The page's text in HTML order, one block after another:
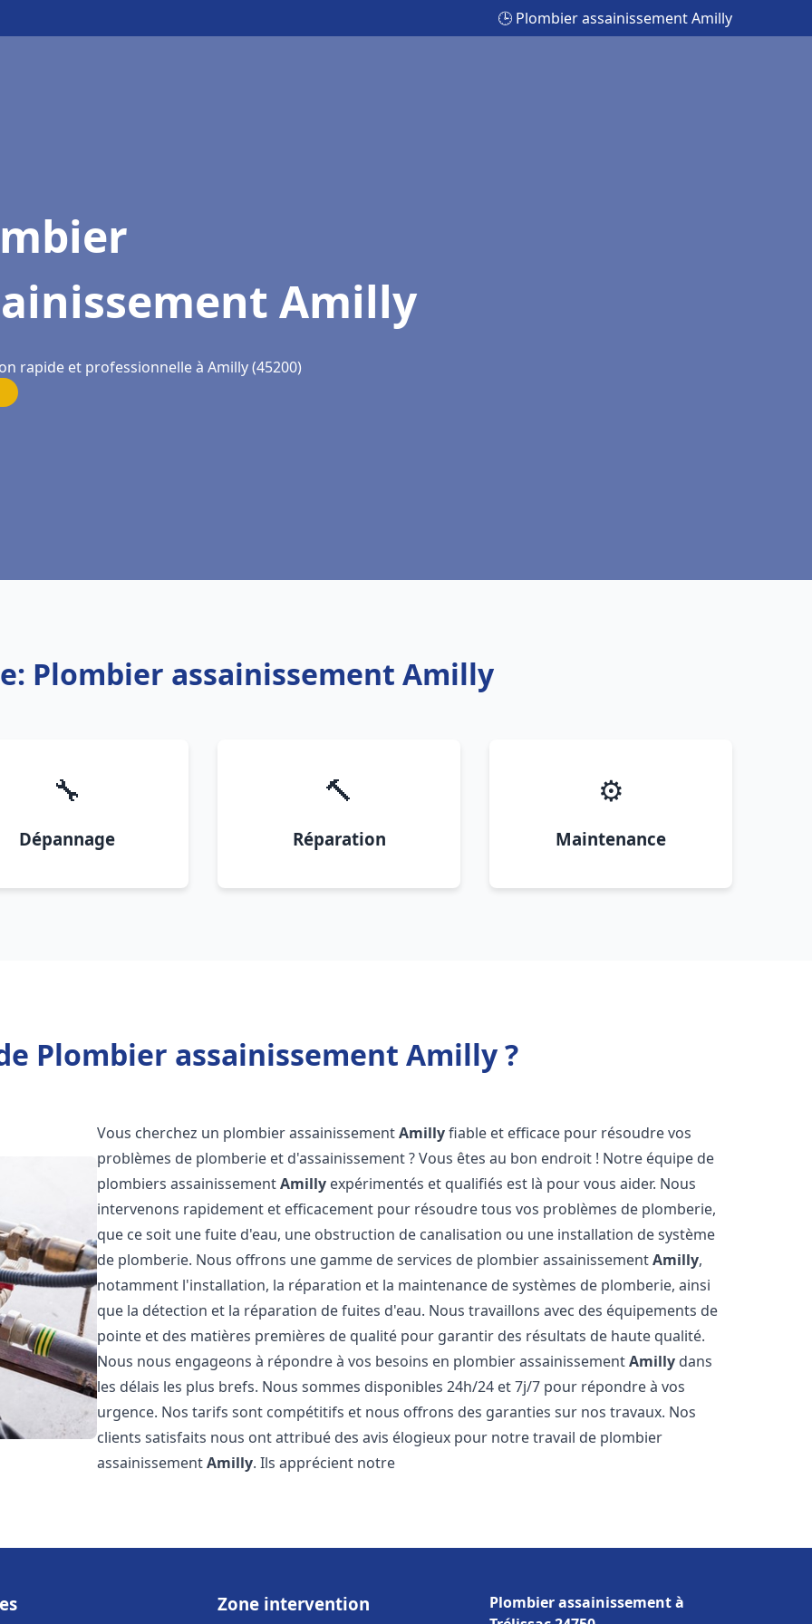
🕒 Plombier assainissement Amilly
Amilly
rapide et professionnelle à Amilly (45200)
Plombier assainissement Amilly
🔧
Dépannage
🔨
Réparation
⚙️
Maintenance
Plombier assainissement Amilly ?
Vous cherchez un plombier assainissementAmillyfiable et efficace pour résoudre vos
problèmes de plomberie et d'assainissement ? Vous êtes au bon endroit ! Notre équipe de
plombiers assainissementAmilly expérimentés et qualifiés est là pour vous aider. Nous
intervenons rapidement et efficacement pour résoudre tous vos problèmes de plomberie,
que ce soit une fuite d'eau, une obstruction de canalisation ou une installation de système
de plomberie. Nous offrons une gamme de services de plombier assainissementAmilly,
notamment l'installation, la réparation et la maintenance de systèmes de plomberie, ainsi
que la détection et la réparation de fuites d'eau. Nous travaillons avec des équipements de
pointe et des matières premières de qualité pour garantir des résultats de haute qualité.
Nous nous engageons à répondre à vos besoins en plombier assainissementAmilly dans
les délais les plus brefs. Nous sommes disponibles 24h/24 et 7j/7 pour répondre à vos
urgence. Nos tarifs sont compétitifs et nous offrons des garanties sur nos travaux. Nos
clients satisfaits nous ont attribué des avis élogieux pour notre travail de plombier
assainissementAmilly. Ils apprécient notre
Zone intervention
Plombier assainissement à